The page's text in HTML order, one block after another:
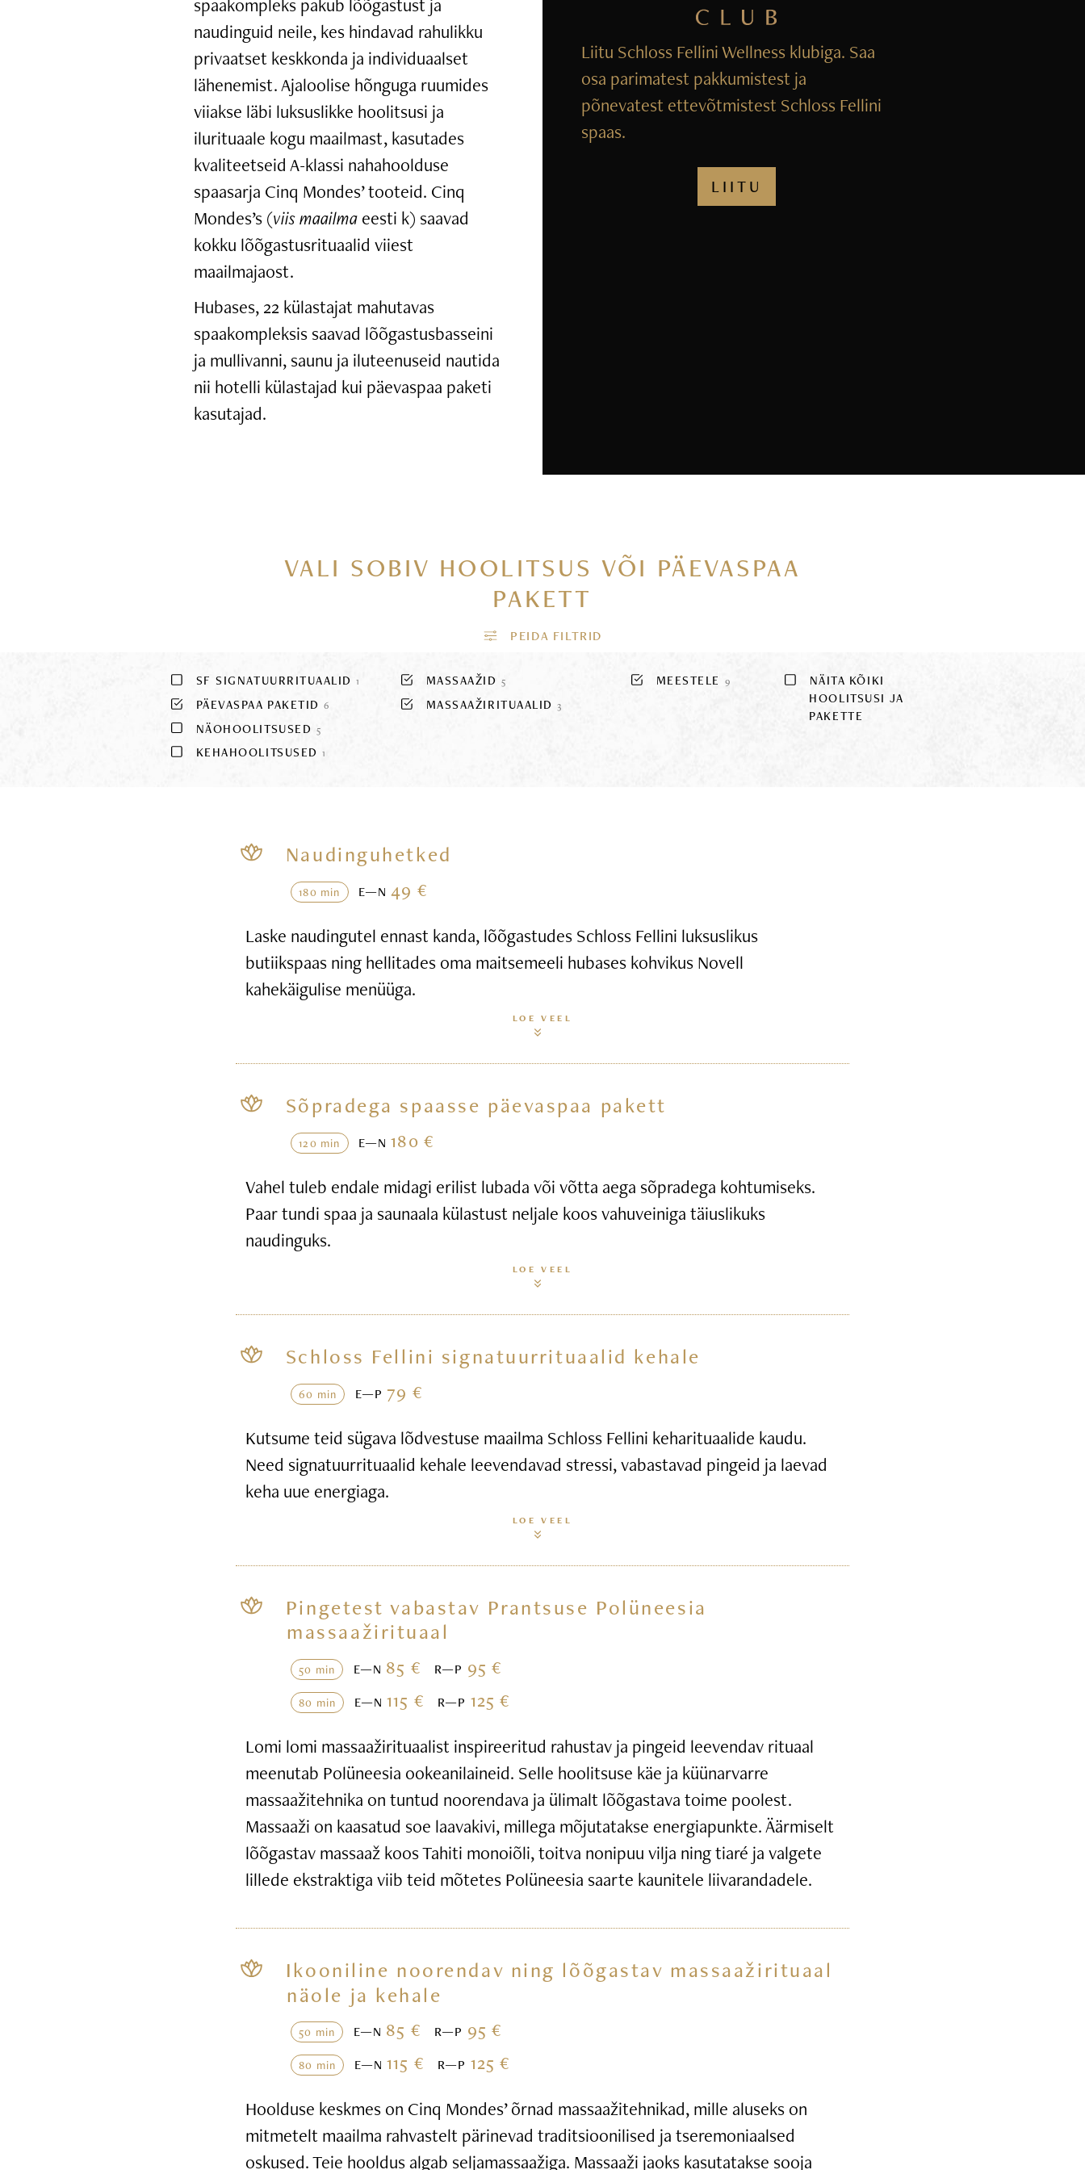
naudinguid neile, kes hindavad rahulikku
privaatset keskkonda ja individuaalset
lähenemist. Ajaloolise hõnguga ruumides
viiakse läbi luksuslikke hoolitsusi ja
ilurituaale kogu maailmast, kasutades
kvaliteetseid A-klassi nahahoolduse
spaasarja Cinq Mondes’ tooteid. Cinq
Mondes’s (viis maailma eesti k) saavad
kokku lõõgastusrituaalid viiest
maailmajaost.
Hubases, 22 külastajat mahutavas
spaakompleksis saavad lõõgastusbasseini
ja mullivanni, saunu ja iluteenuseid nautida
nii hotelli külastajad kui päevaspaa paketi
kasutajad.
Liitu Schloss Fellini Wellness klubiga. Saa
osa parimatest pakkumistest ja
põnevatest ettevõtmistest Schloss Fellini
spaas.
LIITU
VALI SOBIV HOOLITSUS VÕI PÄEVASPAA
PAKETT
SF SIGNATUURRITUAALID1
PÄEVASPAA PAKETID6
NÄOHOOLITSUSED 5
KEHAHOOLITSUSED1
MASSAAŽID5
MASSAAŽIRITUAALID3
MEESTELE 9
NÄITA KÕIKI
HOOLITSUSI JA
PAKETTE
Naudinguhetked
180 min E—N49 €
Laske naudingutel ennast kanda, lõõgastudes Schloss Fellini luksuslikus
butiikspaas ning hellitades oma maitsemeeli hubases kohvikus Novell
kahekäigulise menüüga.
LOE VEEL
Sõpradega spaasse päevaspaa pakett
120 min E—N180 €
Vahel tuleb endale midagi erilist lubada või võtta aega sõpradega kohtumiseks.
Paar tundi spaa ja saunaala külastust neljale koos vahuveiniga täiuslikuks
naudinguks.
LOE VEEL
Schloss Fellini signatuurrituaalid kehale
60 min E—P 79 €
Kutsume teid sügava lõdvestuse maailma Schloss Fellini keharituaalide kaudu.
Need signatuurrituaalid kehale leevendavad stressi, vabastavad pingeid ja laevad
keha uue energiaga.
LOE VEEL
Pingetest vabastav Prantsuse Polüneesia
massaažirituaal
50 min E—N 85 € R—P 95 €
80 min E—N115 € R—P 125 €
Lomi lomi massaažirituaalist inspireeritud rahustav ja pingeid leevendav rituaal
meenutab Polüneesia ookeanilaineid. Selle hoolitsuse käe ja küünarvarre
massaažitehnika on tuntud noorendava ja ülimalt lõõgastava toime poolest.
Massaaži on kaasatud soe laavakivi, millega mõjutatakse energiapunkte. Äärmiselt
lõõgastav massaaž koos Tahiti monoiõli, toitva nonipuu vilja ning tiaré ja valgete
lillede ekstraktiga viib teid mõtetes Polüneesia saarte kaunitele liivarandadele.
Ikooniline noorendav ning lõõgastav massaažirituaal
näole ja kehale
50 min E—N 85 € R—P 95 €
80 min E—N115 € R—P 125 €
Hoolduse keskmes on Cinq Mondes’ õrnad massaažitehnikad, mille aluseks on
mitmetelt maailma rahvastelt pärinevad traditsioonilised ja tseremoniaalsed
oskused. Teie hooldus algab seljamassaažiga. Massaaži jaoks kasutatakse sooja